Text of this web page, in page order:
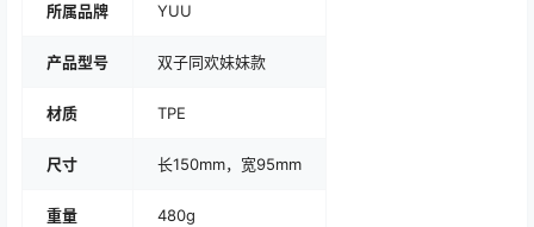
所属品牌 YUU
产品型号 双子同欢妹妹款
材质 TPE
尺寸 长150mm，宽95mm
重量 480g